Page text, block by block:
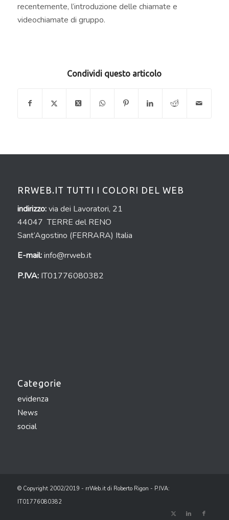
recentemente, l’introduzione delle chiamate e
videochiamate di gruppo.
Condividi questo articolo
RRWEB.IT TUTTI I COLORI DEL WEB
indirizzo:via dei Lavoratori, 21
44047 TERRE del RENO
Sant’Agostino (FERRARA) Italia
E-mail:info@rrweb.it
P.IVA:IT01776080382
Categorie
evidenza
News
social
© Copyright 2002/2019 - rrWeb.it di Roberto Rigon - P.IVA:
IT01776080382